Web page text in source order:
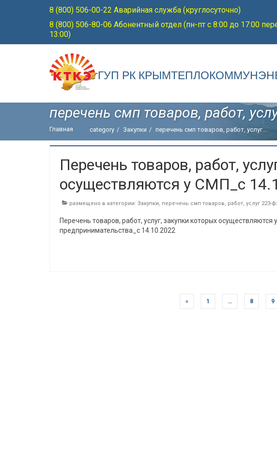
8 (800) 506-00-22 Аварийная служба (круглосуточно)
8 (800) 506-80-06 Абонентный отдел (пн-пт с 8:00 до 17:00
13:00)
ГУП РК
перечень смп товаров, работ,
Главная category / Закупки / перечень смп товаров, работ, услуг...
Перечень товаров, работ,
осуществляются у СМП_с
размещено в категории: Закупки, перечень смп товаров, работ, услуг 223-
Перечень товаров, работ, услуг, закупки которых осуществляются
предпринимательства_с 14.10.2022
« 1 … 8 9